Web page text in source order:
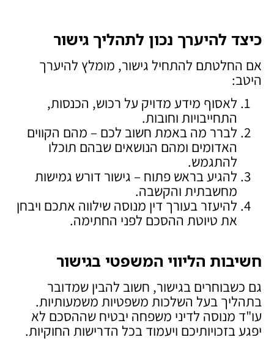
כיצד להיערך נכון לתהליך גישור
אם החלטתם להתחיל גישור, מומלץ להיערך
היטב:
לאסוף מידע מדויק על רכוש, הכנסות,
התחייבויות וחובות.
לברר מה באמת חשוב לכם – מהם הקווים
האדומים ומהם הנושאים שבהם תוכלו
להתגמש.
להגיע בראש פתוח – גישור דורש גמישות
מחשבתית והקשבה.
להיעזר בעורך דין מנוסה שילווה אתכם ויבחן
את טיוטת ההסכם לפני החתימה.
חשיבות הליווי המשפטי בגישור
גם כשבוחרים בגישור, חשוב להבין שמדובר
בתהליך בעל השלכות משפטיות משמעותיות.
עו"ד מנוסה לדיני משפחה יבטיח שההסכם לא
יפגע בזכויותיכם ויעמוד בכל הדרישות החוקיות.